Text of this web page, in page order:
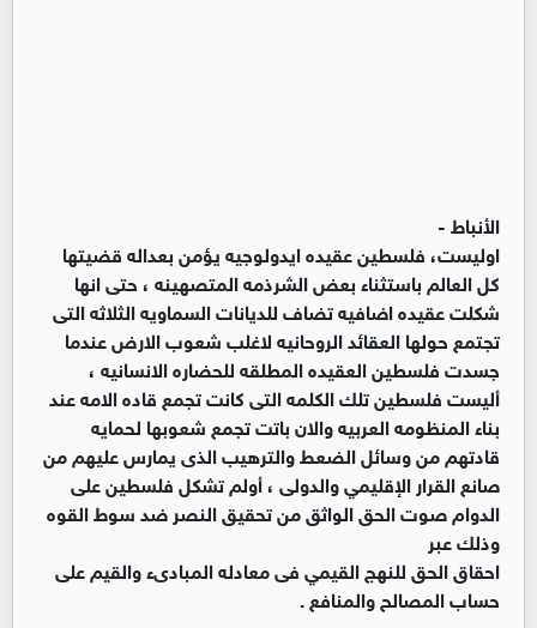
الأنباط -
اوليست، فلسطين عقيده ايدولوجيه يؤمن بعداله قضيتها
كل العالم باستثناء بعض الشرذمه المتصهينه ، حتى انها
شكلت عقيده اضافيه تضاف للديانات السماويه الثلاثه التى
تجتمع حولها العقائد الروحانيه لاغلب شعوب الارض عندما
جسدت فلسطين العقيده المطلقه للحضاره الانسانيه ،
أليست فلسطين تلك الكلمه التى كانت تجمع قاده الامه عند
بناء المنظومه العربيه والان باتت تجمع شعوبها لحمايه
قادتهم من وسائل الضعط والترهيب الذى يمارس عليهم من
صانع القرار الإقليمي والدولى ، أولم تشكل فلسطين على
الدوام صوت الحق الواثق من تحقيق النصر ضد سوط القوه
وذلك عبر
احقاق الحق للنهج القيمي فى معادله المبادىء والقيم على
حساب المصالح والمنافع .